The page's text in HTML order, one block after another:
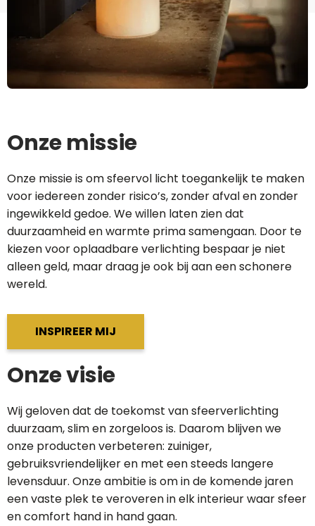
Onze missie
Onze missie is om sfeervol licht toegankelijk te maken
voor iedereen zonder risico’s, zonder afval en zonder
ingewikkeld gedoe. We willen laten zien dat
duurzaamheid en warmte prima samengaan. Door te
kiezen voor oplaadbare verlichting bespaar je niet
alleen geld, maar draag je ook bij aan een schonere
wereld.
INSPIREER MIJ
Onze visie
Wij geloven dat de toekomst van sfeerverlichting
duurzaam, slim en zorgeloos is. Daarom blijven we
onze producten verbeteren: zuiniger,
gebruiksvriendelijker en met een steeds langere
levensduur. Onze ambitie is om in de komende jaren
een vaste plek te veroveren in elk interieur waar sfeer
en comfort hand in hand gaan.